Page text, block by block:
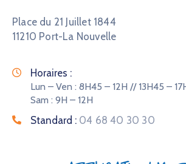
Place du 21 Juillet 1844
11210 Port-La Nouvelle
Horaires :
Lun – Ven : 8H45 – 12H // 13H45 –
Sam : 9H – 12H
Standard : 04 68 40 30 30